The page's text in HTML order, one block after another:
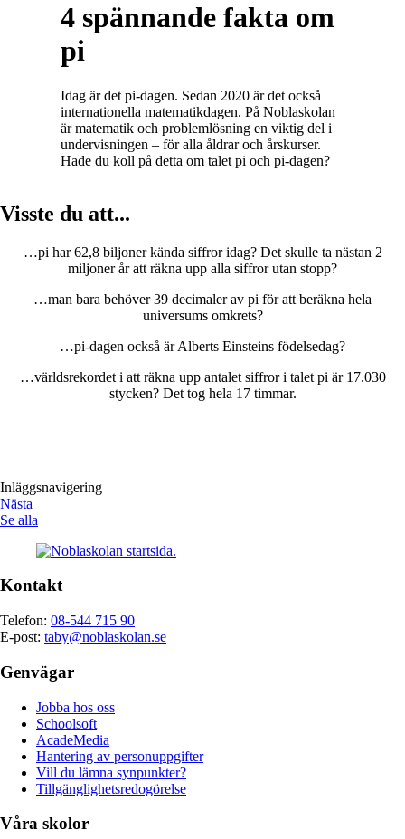
4 spännande fakta om
pi
Idag är det pi-dagen. Sedan 2020 är det också
internationella matematikdagen. På Noblaskolan
är matematik och problemlösning en viktig del i
undervisningen – för alla åldrar och årskurser.
Hade du koll på detta om talet pi och pi-dagen?
Visste du att...
…pi har 62,8 biljoner kända siffror idag? Det skulle ta nästan 2
miljoner år att räkna upp alla siffror utan stopp?
…man bara behöver 39 decimaler av pi för att beräkna hela
universums omkrets?
…pi-dagen också är Alberts Einsteins födelsedag?
…världsrekordet i att räkna upp antalet siffror i talet pi är 17.030
stycken? Det tog hela 17 timmar.
Inläggsnavigering
Nästa
Se alla
Kontakt
Telefon: 08-544 715 90
E-post: taby@noblaskolan.se
Genvägar
Jobba hos oss
Schoolsoft
AcadeMedia
Hantering av personuppgifter
Vill du lämna synpunkter?
Tillgänglighetsredogörelse
Våra skolor